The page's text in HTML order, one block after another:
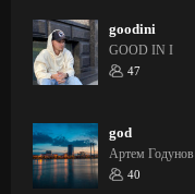
goodini
GOOD IN I
47
god
Артем Годунов
40